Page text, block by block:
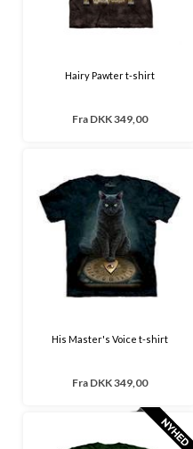
Hairy Pawter t-shirt
Fra DKK 349,00
His Master's Voice t-shirt
Fra DKK 349,00